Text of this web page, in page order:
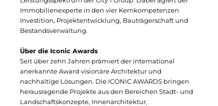
Einfach-sparsam.de
Eternal Power
Eventnet
Finanzchef24
Frameworks
Immobilienexperte in den vier Kernkompetenzen
Investition, Projektentwicklung, Bauträgerschaft und
Bestandsverwaltung.
Über die Iconic Awards
Seit über zehn Jahren prämiert der international
anerkannte Award visionäre Architektur und
nachhaltige Lösungen. Die ICONIC AWARDS bringen
herausragende Projekte aus den Bereichen Stadt- und
Landschaftskonzepte, Innenarchitektur,